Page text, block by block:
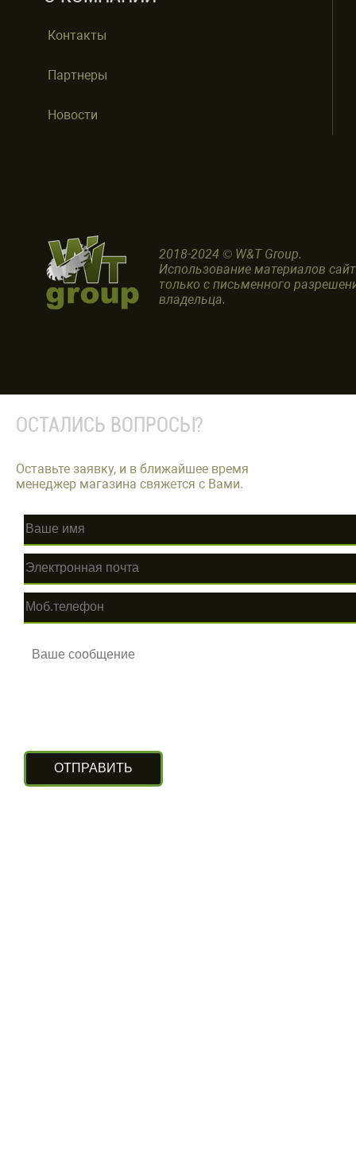
Контакты
Партнеры
Новости
2018-2024 © W&T Group.
Использование материалов
только с письменного
владельца.
ОСТАЛИСЬ ВОПРОСЫ?
Оставьте заявку, и в ближайшее время
менеджер магазина свяжется с Вами.